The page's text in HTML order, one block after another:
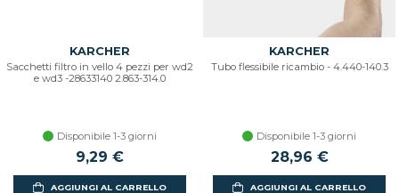
KARCHER
Sacchetti filtro in vello 4 pezzi per wd2
e wd3 -28633140 2.863-314.0
Disponibile 1-3 giorni
9,29 €
AGGIUNGI AL CARRELLO
KARCHER
Tubo flessibile ricambio - 4.440-140.3
Disponibile 1-3 giorni
28,96 €
AGGIUNGI AL CARRELLO